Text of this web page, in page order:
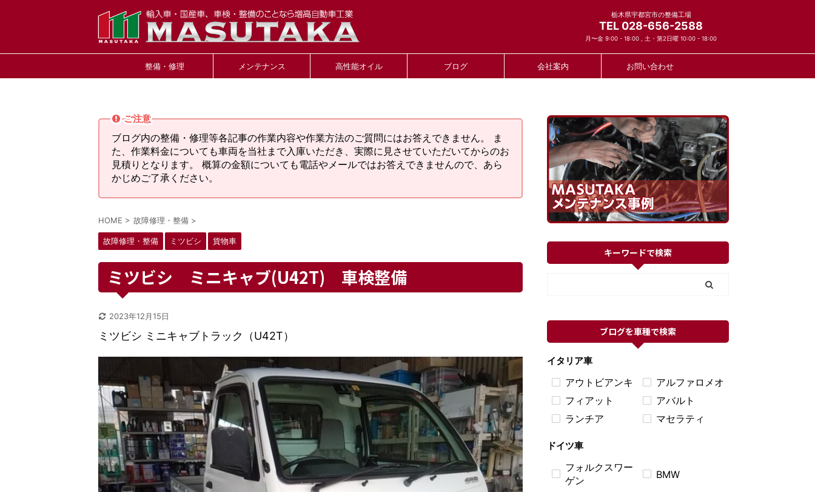
栃木県宇都宮市の整備工場
TEL 028-656-2588
月〜金 9:00 - 18:00 , 土・第2日曜 10:00 - 18:00
整備・修理 メンテナンス 高性能オイル ブログ 会社案内 お問い合わせ
ご注意
ブログ内の整備・修理等各記事の作業内容や作業方法のご質問にはお答えできません。 ま
た、作業料金についても車両を当社まで入庫いただき、実際に見させていただいてからのお
見積りとなります。 概算の金額についても電話やメールではお答えできませんので、あら
かじめご了承ください。
HOME > 故障修理・整備 >
故障修理・整備 ミツビシ 貨物車
ミツビシ ミニキャブ(U42T) 車検整備
2023年12月15日
ミツビシ ミニキャブトラック（U42T）
キーワードで検索
ブログを車種で検索
イタリア車
アウトビアンキ
アルファロメオ
フィアット
アバルト
ランチア
マセラティ
ドイツ車
フォルクスワー
ゲン
BMW